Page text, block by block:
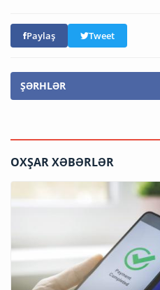
Paylaş Tweet
ŞƏRHLƏR
OXŞAR XƏBƏRLƏR